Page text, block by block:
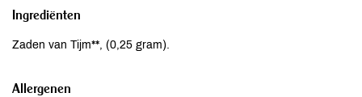
Ingrediënten
Zaden van Tijm**, (0,25 gram).
Allergenen